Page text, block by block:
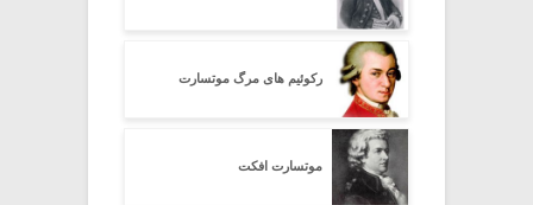
رکوئیم های مرگ موتسارت
موتسارت افکت